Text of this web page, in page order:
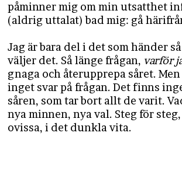
påminner mig om min utsatthet
(aldrig uttalat) bad mig: gå
Jag är bara del i det som händer
väljer det. Så länge frågan, varför
gnaga och återupprepa såret.
inget svar på frågan. Det finns
såren, som tar bort allt de varit.
nya minnen, nya val. Steg för
ovissa, i det dunkla vita.